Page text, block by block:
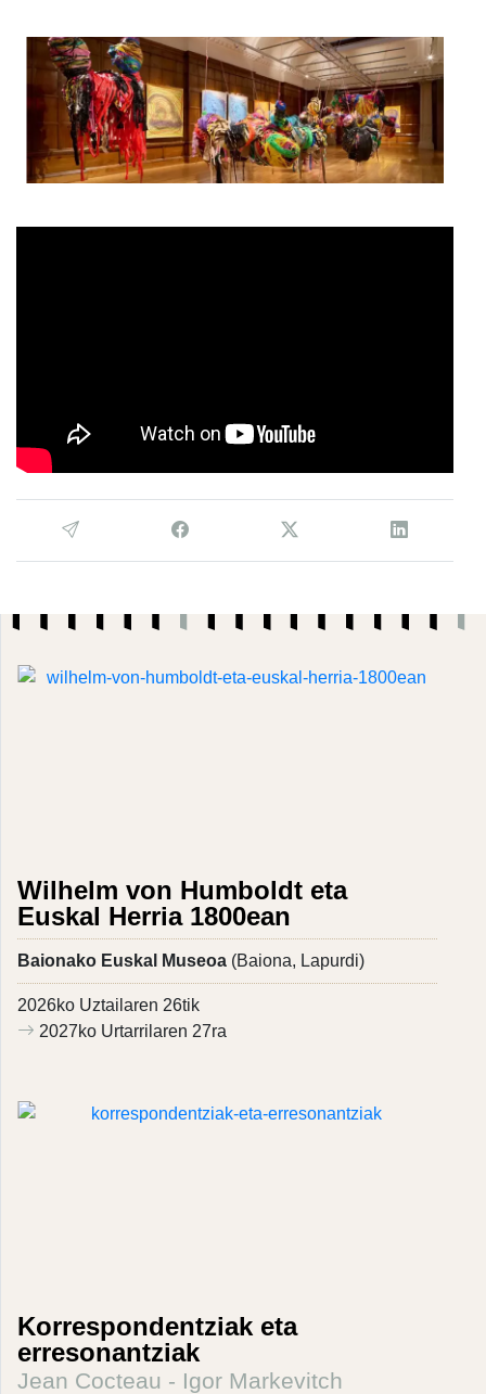
Wilhelm von Humboldt eta
Euskal Herria 1800ean
Baionako Euskal Museoa (Baiona, Lapurdi)
2026ko Uztailaren 26tik
2027ko Urtarrilaren 27ra
Korrespondentziak eta
erresonantziak
Jean Cocteau - Igor Markevitch